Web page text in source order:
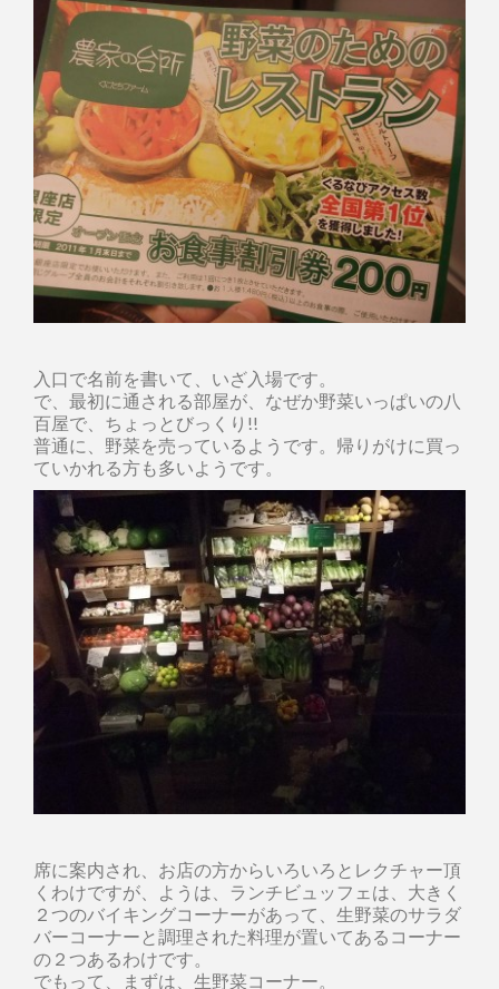
入口で名前を書いて、いざ入場です。
で、最初に通される部屋が、なぜか野菜いっぱいの八
百屋で、ちょっとびっくり!!
普通に、野菜を売っているようです。帰りがけに買っ
ていかれる方も多いようです。
席に案内され、お店の方からいろいろとレクチャー頂
くわけですが、ようは、ランチビュッフェは、大きく
２つのバイキングコーナーがあって、生野菜のサラダ
バーコーナーと調理された料理が置いてあるコーナー
の２つあるわけです。
でもって、まずは、生野菜コーナー。